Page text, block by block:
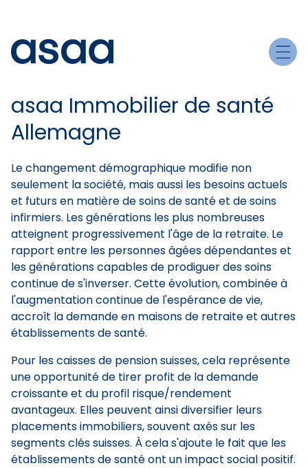
asaa Immobilier de santé
Allemagne
Le changement démographique modifie non
seulement la société, mais aussi les besoins actuels
et futurs en matière de soins de santé et de soins
infirmiers. Les générations les plus nombreuses
atteignent progressivement l'âge de la retraite. Le
rapport entre les personnes âgées dépendantes et
les générations capables de prodiguer des soins
continue de s'inverser. Cette évolution, combinée à
l'augmentation continue de l'espérance de vie,
accroît la demande en maisons de retraite et autres
établissements de santé.
Pour les caisses de pension suisses, cela représente
une opportunité de tirer profit de la demande
croissante et du profil risque/rendement
avantageux. Elles peuvent ainsi diversifier leurs
placements immobiliers, souvent axés sur les
segments clés suisses. À cela s'ajoute le fait que les
établissements de santé ont un impact social positif.